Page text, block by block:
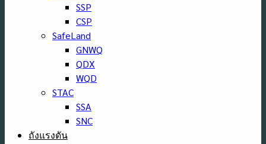
SSP
CSP
SafeLand
GNWQ
QDX
WQD
STAC
SSA
SNC
ถังแรงดัน